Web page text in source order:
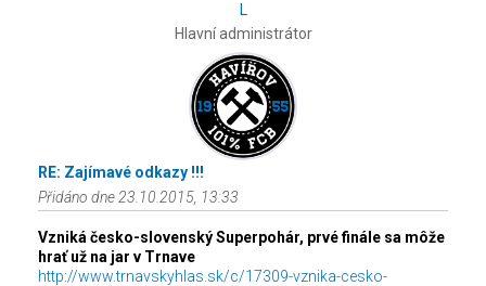
L
Hlavní administrátor
RE: Zajímavé odkazy !!!
Přidáno dne 23.10.2015, 13:33
Vzniká česko-slovenský Superpohár, prvé finále sa môže
hrať už na jar v Trnave
http://www.trnavskyhlas.sk/c/17309-vznika-cesko-